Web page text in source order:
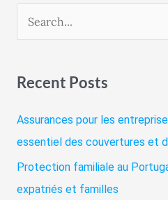
h
e
r
Recent Posts
Assurances pour les
essentiel des couvertures et
Protection familiale au
expatriés et familles